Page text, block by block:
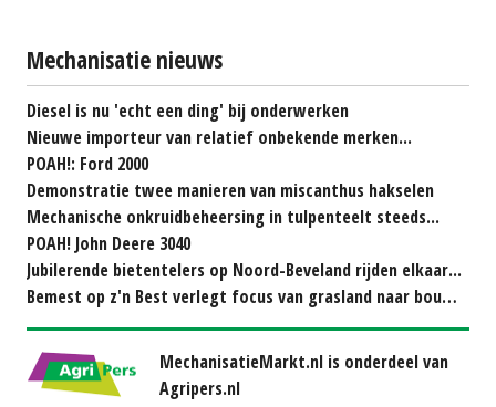
Mechanisatie nieuws
Diesel is nu 'echt een ding' bij onderwerken
Nieuwe importeur van relatief onbekende merken...
POAH!: Ford 2000
Demonstratie twee manieren van miscanthus hakselen
Mechanische onkruidbeheersing in tulpenteelt steeds...
POAH! John Deere 3040
Jubilerende bietentelers op Noord-Beveland rijden elkaar...
Bemest op z'n Best verlegt focus van grasland naar bouwland
MechanisatieMarkt.nl is onderdeel van
Agripers.nl